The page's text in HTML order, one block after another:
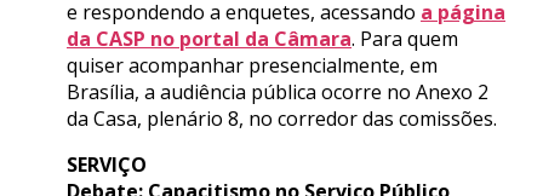
e respondendo a enquetes, acessando a página
da CASP no portal da Câmara. Para quem
quiser acompanhar presencialmente, em
Brasília, a audiência pública ocorre no Anexo 2
da Casa, plenário 8, no corredor das comissões.
SERVIÇO